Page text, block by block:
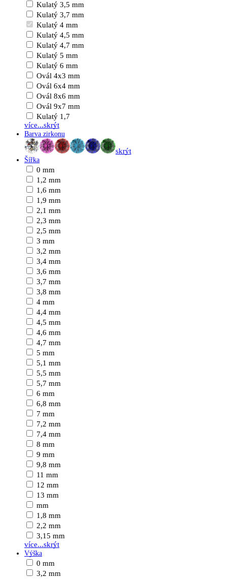
Kulatý 3,5 mm
Kulatý 3,7 mm
Kulatý 4 mm
Kulatý 4,5 mm
Kulatý 4,7 mm
Kulatý 5 mm
Kulatý 6 mm
Ovál 4x3 mm
Ovál 6x4 mm
Ovál 8x6 mm
Ovál 9x7 mm
Kulatý 1,7
více...skrýt
Barva zirkonu
skrýt
Šířka
0 mm
1,2 mm
1,6 mm
1,9 mm
2,1 mm
2,3 mm
2,5 mm
3 mm
3,2 mm
3,4 mm
3,6 mm
3,7 mm
3,8 mm
4 mm
4,4 mm
4,5 mm
4,6 mm
4,7 mm
5 mm
5,1 mm
5,5 mm
5,7 mm
6 mm
6,8 mm
7 mm
7,2 mm
7,4 mm
8 mm
9 mm
9,8 mm
11 mm
12 mm
13 mm
mm
1,8 mm
2,2 mm
3,15 mm
více...skrýt
Výška
0 mm
3,2 mm